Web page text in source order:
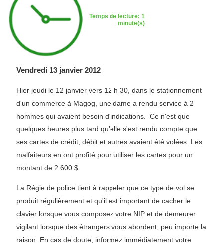
Temps de lecture: 1
minute(s)
Vendredi 13 janvier 2012
Hier jeudi le 12 janvier vers 12 h 30, dans le stationnement
d'un commerce à Magog, une dame a rendu service à 2
hommes qui avaient besoin d'indications. Ce n'est que
quelques heures plus tard qu'elle s'est rendu compte que
ses cartes de crédit, débit et autres avaient été volées. Les
malfaiteurs en ont profité pour utiliser les cartes pour un
montant de 2 600 $.
La Régie de police tient à rappeler que ce type de vol se
produit régulièrement et qu'il est important de cacher le
clavier lorsque vous composez votre NIP et de demeurer
vigilant lorsque des étrangers vous abordent, peu importe la
raison. En cas de doute, informez immédiatement votre